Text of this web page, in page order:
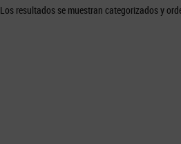
Los resultados se muestran categorizados y